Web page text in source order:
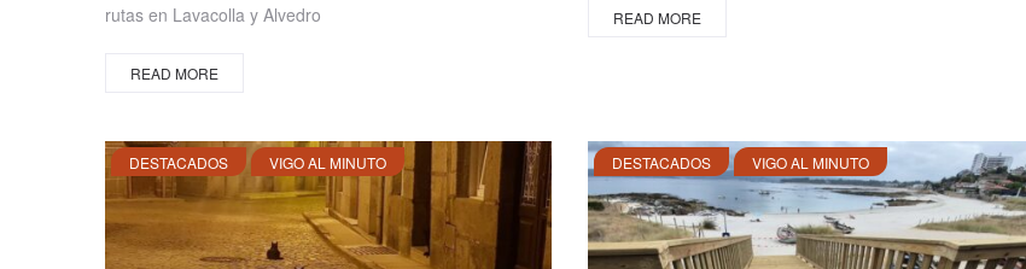
rutas en Lavacolla y Alvedro
READ MORE
READ MORE
DESTACADOS VIGO AL MINUTO DESTACADOS VIGO AL MINUTO